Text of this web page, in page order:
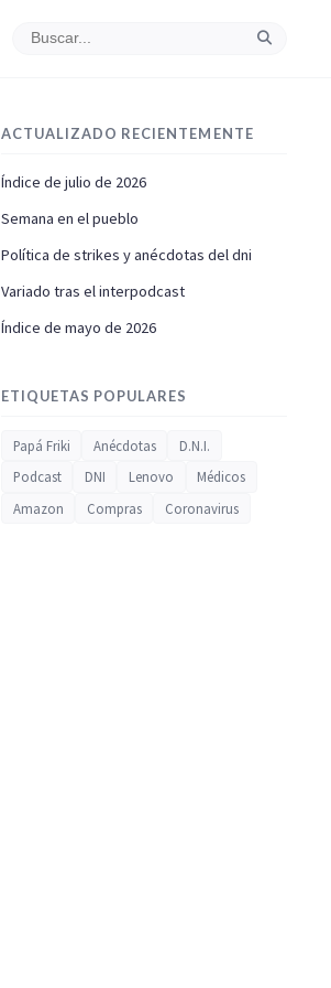
ACTUALIZADO RECIENTEMENTE
Índice de julio de 2026
Semana en el pueblo
Política de strikes y anécdotas del dni
Variado tras el interpodcast
Índice de mayo de 2026
ETIQUETAS POPULARES
Papá Friki Anécdotas
D.N.I.
Podcast
DNI Lenovo
Médicos
Amazon
Compras Coronavirus